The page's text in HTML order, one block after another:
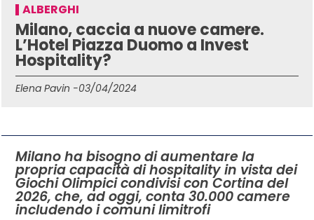
ALBERGHI
Milano, caccia a nuove camere.
L’Hotel Piazza Duomo a Invest
Hospitality?
Elena Pavin -03/04/2024
Milano ha bisogno di aumentare la
propria capacità di hospitality in vista dei
Giochi Olimpici condivisi con Cortina del
2026, che, ad oggi, conta 30.000 camere
includendo i comuni limitrofi